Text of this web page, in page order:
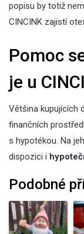
popisu by totiž
CINCINK zajistí
Pomoc
je u
Většina kupujících
finančních
s hypotékou. Na
dispozici i
Podobné